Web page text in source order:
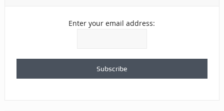
Enter your email address: